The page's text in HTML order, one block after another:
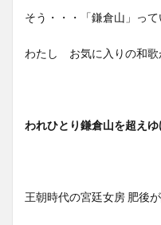
そう・・・「鎌倉山」っ
わたし お気に入りの和歌
われひとり鎌倉山を超え
王朝時代の宮廷女房 肥後が